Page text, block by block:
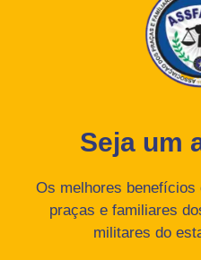
Seja um
Os melhores
praças e familiares
militares do